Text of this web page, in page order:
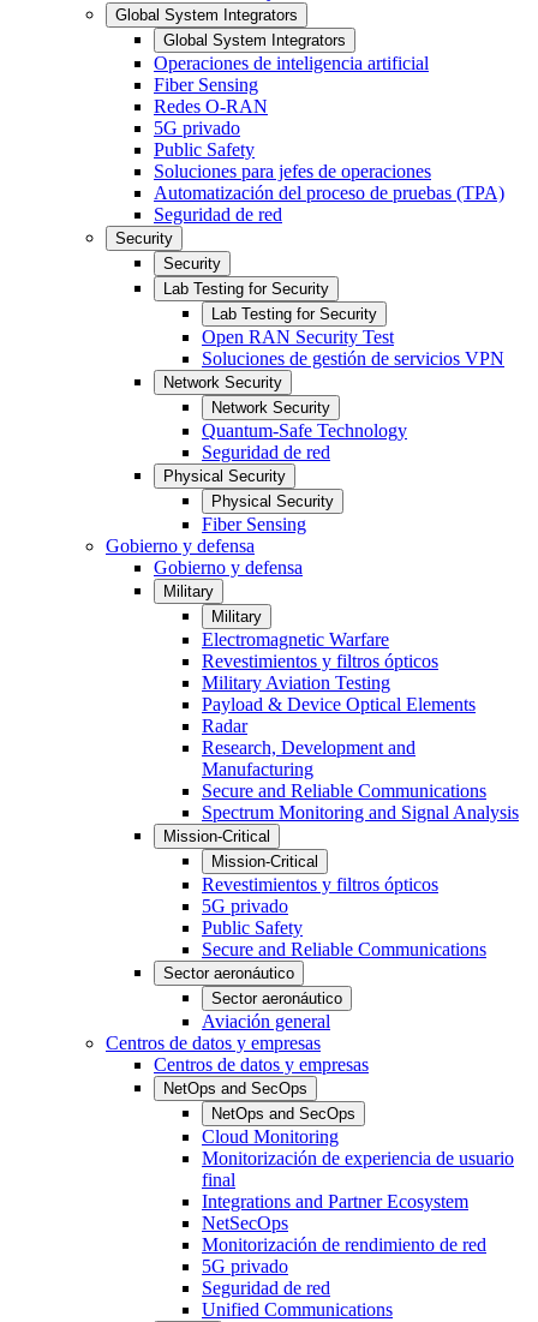
Global System Integrators
Global System Integrators
Operaciones de inteligencia artificial
Fiber Sensing
Redes O-RAN
5G privado
Public Safety
Soluciones para jefes de operaciones
Automatización del proceso de pruebas (TPA)
Seguridad de red
Security
Security
Lab Testing for Security
Lab Testing for Security
Open RAN Security Test
Soluciones de gestión de servicios VPN
Network Security
Network Security
Quantum-Safe Technology
Seguridad de red
Physical Security
Physical Security
Fiber Sensing
Gobierno y defensa
Gobierno y defensa
Military
Military
Electromagnetic Warfare
Revestimientos y filtros ópticos
Military Aviation Testing
Payload & Device Optical Elements
Radar
Research, Development and
Manufacturing
Secure and Reliable Communications
Spectrum Monitoring and Signal Analysis
Mission-Critical
Mission-Critical
Revestimientos y filtros ópticos
5G privado
Public Safety
Secure and Reliable Communications
Sector aeronáutico
Sector aeronáutico
Aviación general
Centros de datos y empresas
Centros de datos y empresas
NetOps and SecOps
NetOps and SecOps
Cloud Monitoring
Monitorización de experiencia de usuario
final
Integrations and Partner Ecosystem
NetSecOps
Monitorización de rendimiento de red
5G privado
Seguridad de red
Unified Communications